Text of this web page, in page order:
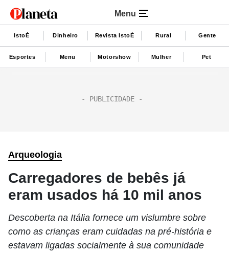
Menu
IstoÉ Dinheiro Revista IstoÉ Rural Gente
Esportes Menu Motorshow Mulher Pet
Arqueologia
Carregadores de bebês já
eram usados há 10 mil anos
Descoberta na Itália fornece um vislumbre sobre
como as crianças eram cuidadas na pré-história e
estavam ligadas socialmente à sua comunidade